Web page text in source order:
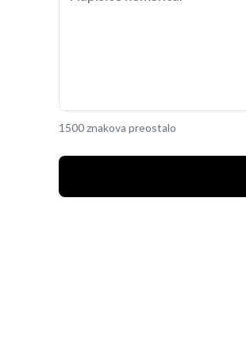
1500 znakova preostalo